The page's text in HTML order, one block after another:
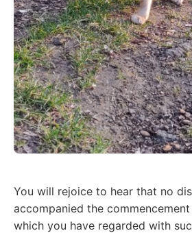
You will rejoice to hear that no
accompanied the
which you have regarded with